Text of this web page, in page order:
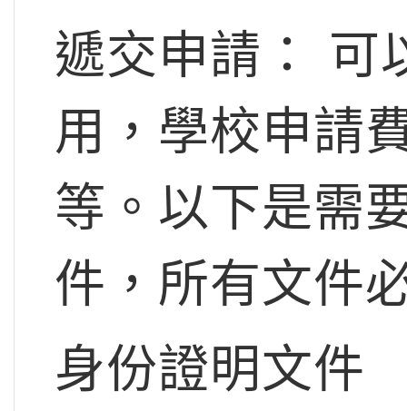
遞交申請： 可
用，學校申請
等。以下是需
件，所有文件
身份證明文件